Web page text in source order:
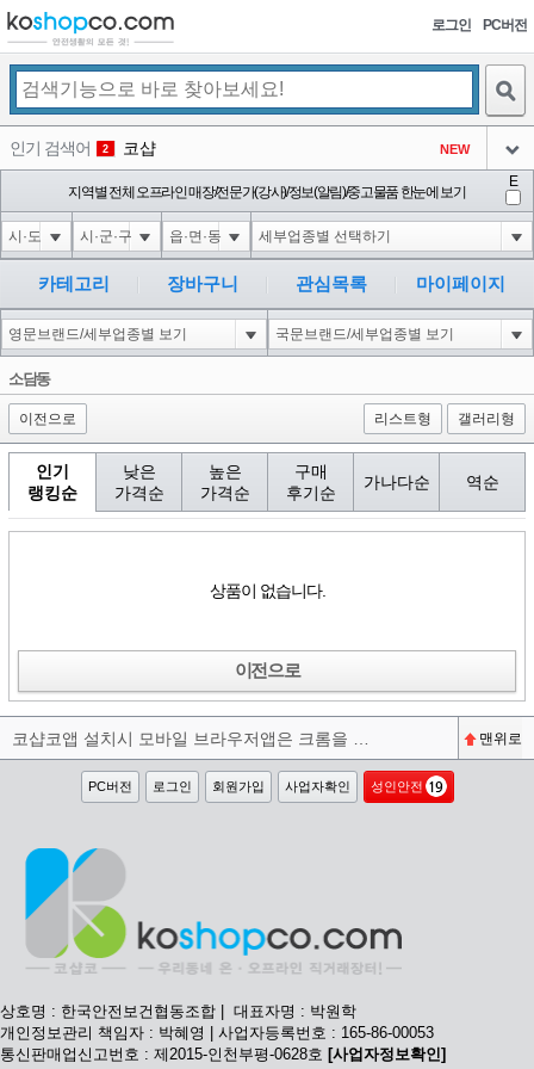
로그인 PC버전
인기 검색어 2 코샵 NEW
3 익스
아이콘
4 미끄럼방지
아이콘
5 대성설렁탕
아이콘
-16
6 1-1 waitfor delay '0:0:15' --
아이콘
-1
1
지역별 전체 오프라인 매장/전문가(강사)/정보(알림)/중고물품 한눈에 보기
E
카테고리 장바구니 관심목록 마이페이지
소담동
이전으로 리스트형 갤러리형
인기
랭킹순
낮은
가격순
높은
가격순
구매
후기순
가나다순 역순
상품이 없습니다.
이전으로
맨위로
PC버전 로그인 회원가입 사업자확인 성인안전
상호명 : 한국안전보건협동조합 | 대표자명 : 박원학
개인정보관리 책임자 : 박혜영 | 사업자등록번호 : 165-86-00053
통신판매업신고번호 : 제2015-인천부평-0628호 [사업자정보확인]